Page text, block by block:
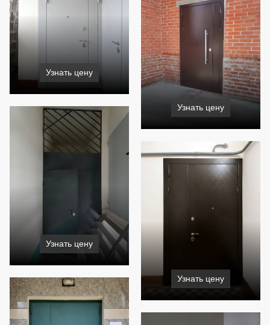
Узнать цену
Узнать цену
Узнать цену
Узнать цену